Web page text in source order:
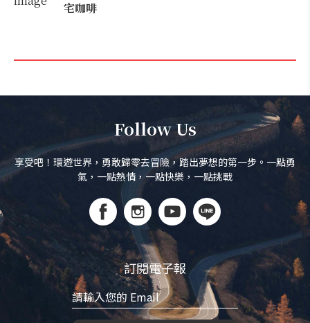
宅咖啡
Follow Us
享受吧！環遊世界，勇敢歸零去冒險，踏出夢想的第一步。一點勇
氣，一點熱情，一點快樂，一點挑戰
訂閱電子報